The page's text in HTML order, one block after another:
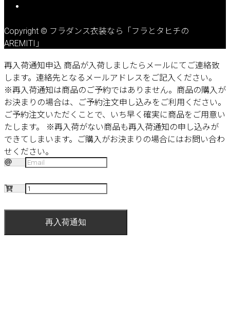
Copyright © フラダンス衣装なら「フラとタヒチの
AREMITI」
再入荷通知申込 商品が入荷しましたらメールにてご連絡致
します。連絡先となるメールアドレスをご記入ください。
※再入荷通知は商品のご予約ではありません。商品の購入が
お決まりの場合は、ご予約注文申し込みをご利用ください。
ご予約注文いただくことで、いち早く確実に商品をご用意い
たします。
※再入荷がない商品も再入荷通知の申し込みが
できてしまいます。ご購入がお決まりの場合にはお問い合わ
せください。
再入荷通知